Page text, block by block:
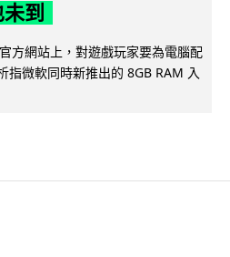
到
方網站上，對遊戲玩家要為電腦配
指微軟同時新推出的 8GB RAM 入